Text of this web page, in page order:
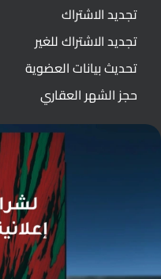
تجديد الاشتراك
تجديد الاشتراك للغير
تحديث بيانات العضوية
حجز الشهر العقاري